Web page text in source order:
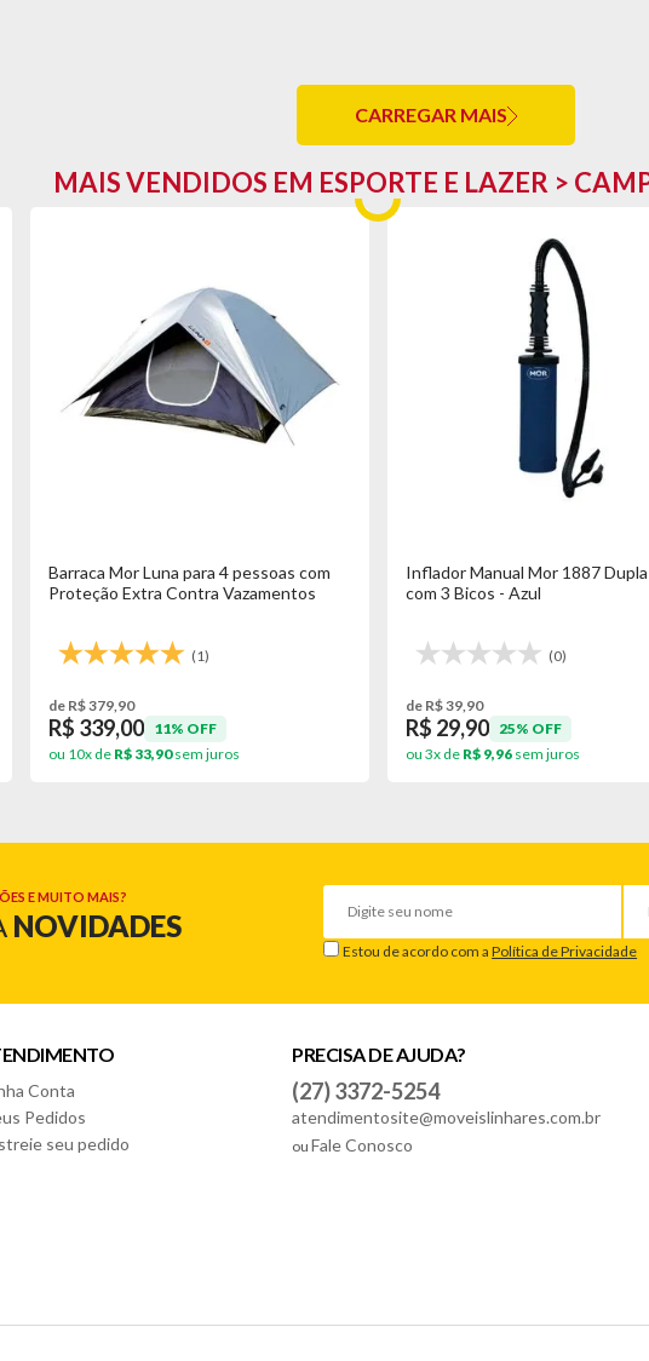
CARREGAR MAIS
MAIS VENDIDOS EM ESPORTE E LAZER >
Barraca Mor Luna para 4 pessoas com
Proteção Extra Contra Vazamentos
(1)
de R$ 379,90
R$ 339,00
11% OFF
ou 10x de R$ 33,90sem juros
Inflador Manual Mor 1887
com 3 Bicos - Azul
(0)
de R$ 39,90
R$ 29,90
25% OFF
ou 3x de R$ 9,96sem juros
E MUITO MAIS?
NOVIDADES
Estou de acordo com aPolítica de Privacidade
Conta
Pedidos
seu pedido
PRECISA DE AJUDA?
(27) 3372-5254
atendimentosite@moveislinhares.com.br
ou Fale Conosco